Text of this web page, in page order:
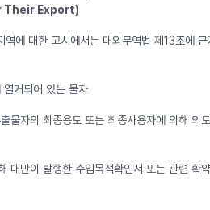
Export)
역에 대한 고시에서는 대외무역법 제13조에
거되어 있는 물자
물자의 최종용도 또는 최종사용자에 의해
대만이 발행한 수입목적확인서 또는 관련 확